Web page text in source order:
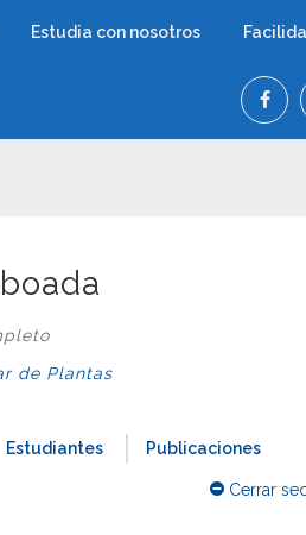
Estudia con nosotros
de Plantas
Estudiantes Publicaciones
Cerrar